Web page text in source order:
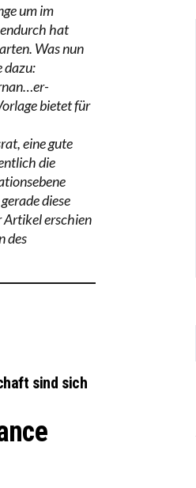
um im
hat
Was nun
dazu:
bietet für
eine gute
die
diese
Artikel erschien
des
sind sich